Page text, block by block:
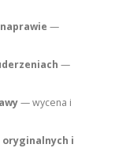
—
—
— wycena i
i